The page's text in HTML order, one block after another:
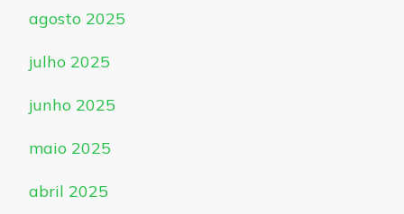
agosto 2025
julho 2025
junho 2025
maio 2025
abril 2025